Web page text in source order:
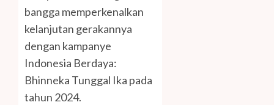
bangga memperkenalkan
kelanjutan gerakannya
dengan kampanye
Indonesia Berdaya:
Bhinneka Tunggal Ika pada
tahun 2024.